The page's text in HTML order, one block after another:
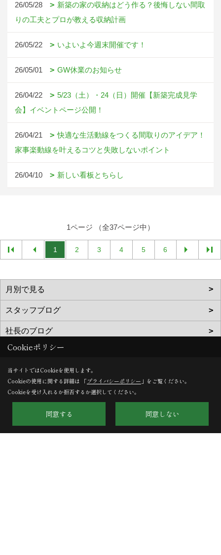
26/05/28
新築の家の収納はどう作る？後悔しない間取
りの工夫とプロが教える収納計画
26/05/22 いよいよ今週末開催です！
26/05/01 GW休業のお知らせ
26/04/22
5/23（土）・24（日）開催【新築完成見学
会】イベントページ公開！
26/04/21
快適な生活動線をつくる間取りのアイデア！
家事楽動線を叶えるコツと失敗しないポイント
26/04/10 新しい看板とちらし
1ページ （全37ページ中）
1 2 3 4 5 6
株式会社HARU建築事務所
〒603-8132
京都府京都市北区小山下内河原町108-2
TEL：075-411-9330
Cookieポリシー
当サイトではCookieを使用します。
Cookieの使用に関する詳細は 「プライバシーポリシー 」をご覧ください。
Cookieを受け入れるか拒否するか選択してください。
同意する 同意しない